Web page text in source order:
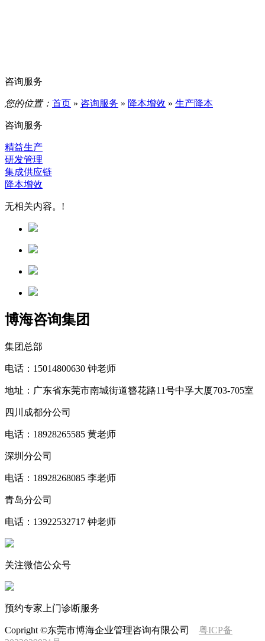
咨询服务
您的位置： 首页 » 咨询服务 » 降本增效 » 生产降本
咨询服务
精益生产
研发管理
集成供应链
降本增效
无相关内容。!
博海咨询集团
集团总部
电话：15014800630 钟老师
地址：广东省东莞市南城街道簪花路11号中孚大厦703-705室
四川成都分公司
电话：18928265585 黄老师
深圳分公司
电话：18928268085 李老师
青岛分公司
电话：13922532717 钟老师
关注微信公众号
预约专家上门诊断服务
Copright ©东莞市博海企业管理咨询有限公司 粤ICP备